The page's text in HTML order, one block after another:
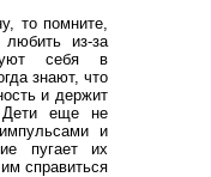
то помните,
из-за
себя в
знают, что
и держит
Дети еще не
и
пугает их
справиться